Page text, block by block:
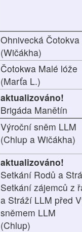
Ohnivecká Čotokva
(Wičákha)
Čotokwa Malé lóže
(Marťa L.)
aktualizováno!
Brigáda Manětín
Výroční sněm LLM
(Chlup a Wičákha)
aktualizováno!
Setkání Rodů a
Setkání zájemců z
a Stráží LLM před
sněmem LLM
(Chlup)